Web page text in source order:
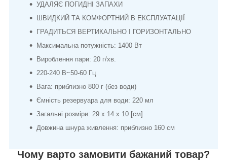
УДАЛЯЄ ПОГИДНІ ЗАПАХИ
ШВИДКИЙ ТА КОМФОРТНИЙ В ЕКСПЛУАТАЦІЇ
ГРАДИТЬСЯ ВЕРТИКАЛЬНО І ГОРИЗОНТАЛЬНО
Максимальна потужність: 1400 Вт
Вироблення пари: 20 г/хв.
220-240 В~50-60 Гц
Вага: приблизно 800 г (без води)
Ємність резервуара для води: 220 мл
Загальні розміри: 29 x 14 x 10 [см]
Довжина шнура живлення: приблизно 160 см
Чому варто замовити бажаний товар?